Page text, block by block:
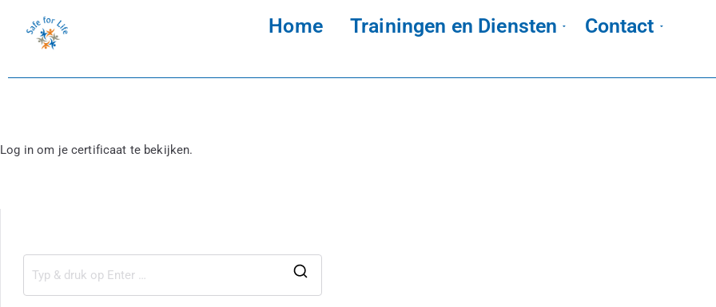
Home Trainingen en Diensten Contact
Log in om je certificaat te bekijken.